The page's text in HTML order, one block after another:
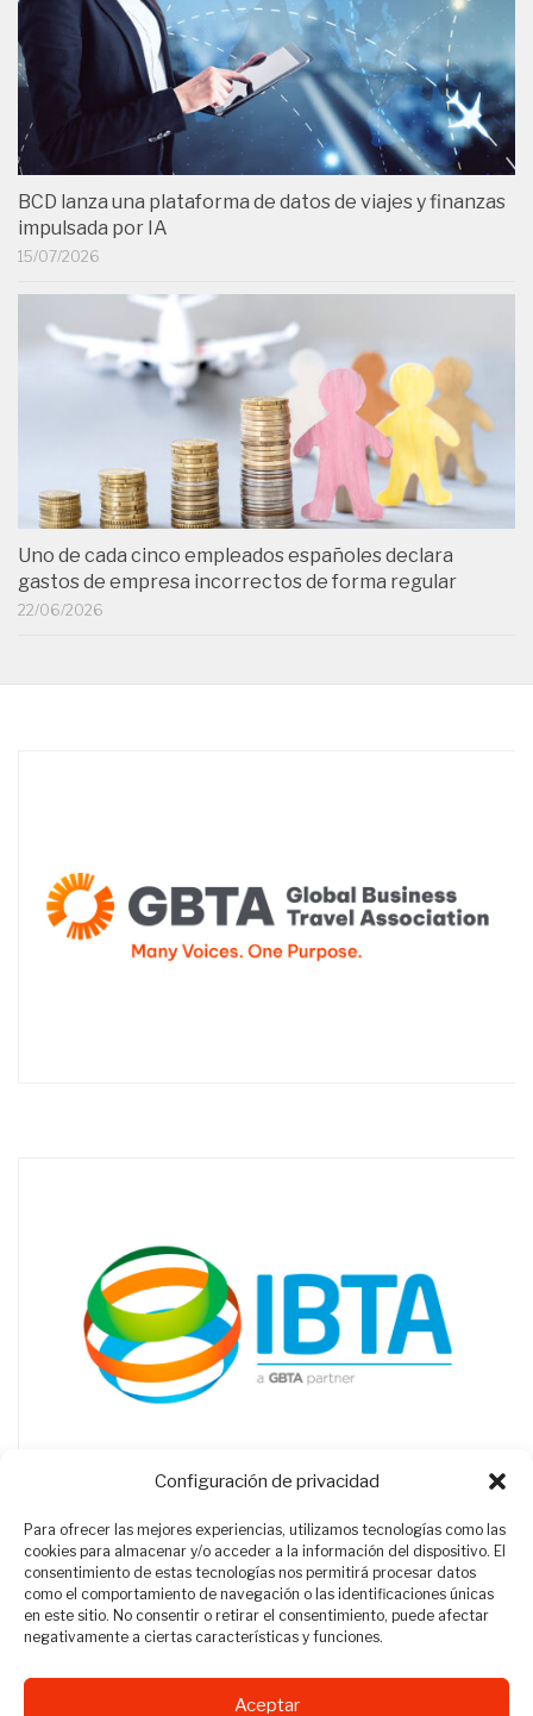
Configuración de privacidad
Para ofrecer las mejores experiencias, utilizamos tecnologías como las
cookies para almacenar y/o acceder a la información del dispositivo. El
consentimiento de estas tecnologías nos permitirá procesar datos
como el comportamiento de navegación o las identificaciones únicas
en este sitio. No consentir o retirar el consentimiento, puede afectar
negativamente a ciertas características y funciones.
Aceptar
BCD lanza una plataforma de datos de viajes y finanzas
impulsada por IA
15/07/2026
Uno de cada cinco empleados españoles declara
gastos de empresa incorrectos de forma regular
22/06/2026